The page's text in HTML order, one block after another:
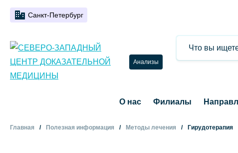
Санкт-Петербург
Анализы
О нас Филиалы
Главная Полезная информация Методы лечения Гирудотерапия